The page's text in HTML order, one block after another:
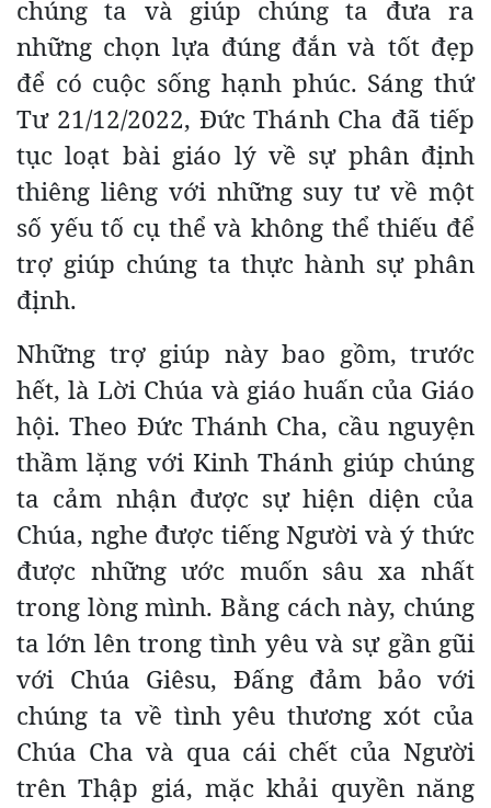
chúng ta và giúp chúng ta đưa ra
những chọn lựa đúng đắn và tốt đẹp
để có cuộc sống hạnh phúc. Sáng thứ
Tư 21/12/2022, Đức Thánh Cha đã tiếp
tục loạt bài giáo lý về sự phân định
thiêng liêng với những suy tư về một
số yếu tố cụ thể và không thể thiếu để
trợ giúp chúng ta thực hành sự phân
định.
Những trợ giúp này bao gồm, trước
hết, là Lời Chúa và giáo huấn của Giáo
hội. Theo Đức Thánh Cha, cầu nguyện
thầm lặng với Kinh Thánh giúp chúng
ta cảm nhận được sự hiện diện của
Chúa, nghe được tiếng Người và ý thức
được những ước muốn sâu xa nhất
trong lòng mình. Bằng cách này, chúng
ta lớn lên trong tình yêu và sự gần gũi
với Chúa Giêsu, Đấng đảm bảo với
chúng ta về tình yêu thương xót của
Chúa Cha và qua cái chết của Người
trên Thập giá, mặc khải quyền năng